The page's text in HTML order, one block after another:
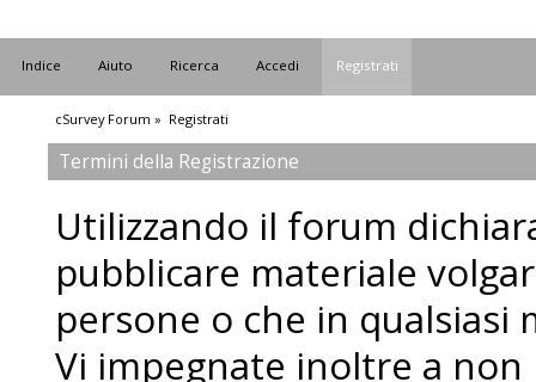
Indice Aiuto Ricerca Accedi Registrati
cSurvey Forum » Registrati
Termini della Registrazione
Utilizzando il forum
pubblicare materiale
persone o che in qualsiasi
Vi impegnate inoltre a